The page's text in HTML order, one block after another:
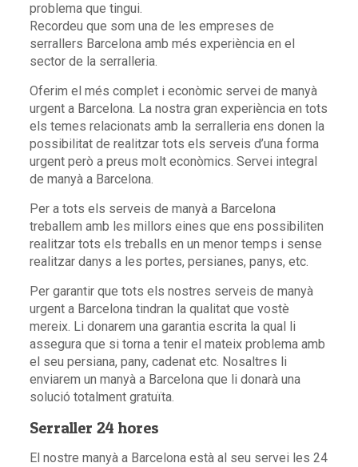
problema que tingui.
Recordeu que som una de les empreses de
serrallers Barcelona amb més experiència en el
sector de la serralleria.
Oferim el més complet i econòmic servei de manyà
urgent a Barcelona. La nostra gran experiència en tots
els temes relacionats amb la serralleria ens donen la
possibilitat de realitzar tots els serveis d’una forma
urgent però a preus molt econòmics. Servei integral
de manyà a Barcelona.
Per a tots els serveis de manyà a Barcelona
treballem amb les millors eines que ens possibiliten
realitzar tots els treballs en un menor temps i sense
realitzar danys a les portes, persianes, panys, etc.
Per garantir que tots els nostres serveis de manyà
urgent a Barcelona tindran la qualitat que vostè
mereix. Li donarem una garantia escrita la qual li
assegura que si torna a tenir el mateix problema amb
el seu persiana, pany, cadenat etc. Nosaltres li
enviarem un manyà a Barcelona que li donarà una
solució totalment gratuïta.
Serraller 24 hores
El nostre manyà a Barcelona està al seu servei les 24